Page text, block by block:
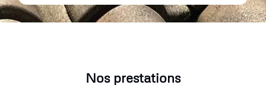
Nos prestations